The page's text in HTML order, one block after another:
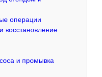
операции
восстановление
и промывка